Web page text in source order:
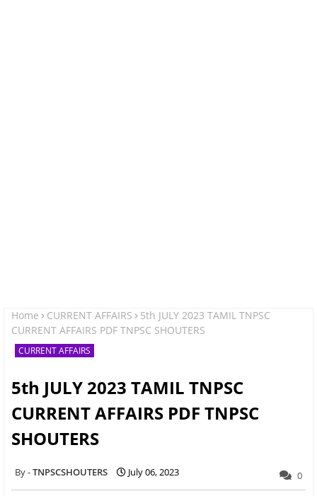
Home CURRENT AFFAIRS
5th JULY 2023 TAMIL TNPSC
CURRENT AFFAIRS PDF TNPSC SHOUTERS
CURRENT AFFAIRS
5th JULY 2023 TAMIL TNPSC
CURRENT AFFAIRS PDF TNPSC
SHOUTERS
TNPSCSHOUTERS July 06, 2023 0